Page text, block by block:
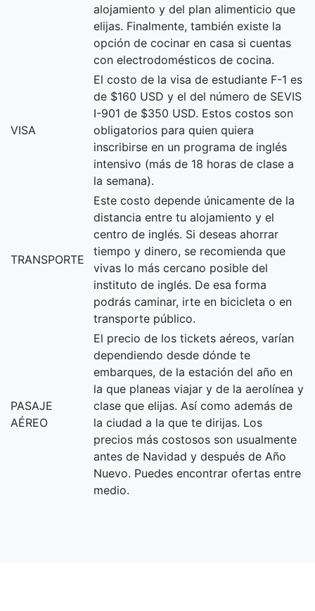
alojamiento y del plan alimenticio que
elijas. Finalmente, también existe la
opción de cocinar en casa si cuentas
con electrodomésticos de cocina.
VISA
El costo de la visa de estudiante F-1 es
de $160 USD y el del número de SEVIS
I-901 de $350 USD. Estos costos son
obligatorios para quien quiera
inscribirse en un programa de inglés
intensivo (más de 18 horas de clase a
la semana).
TRANSPORTE
Este costo depende únicamente de la
distancia entre tu alojamiento y el
centro de inglés. Si deseas ahorrar
tiempo y dinero, se recomienda que
vivas lo más cercano posible del
instituto de inglés. De esa forma
podrás caminar, irte en bicicleta o en
transporte público.
PASAJE
AÉREO
El precio de los tickets aéreos, varían
dependiendo desde dónde te
embarques, de la estación del año en
la que planeas viajar y de la aerolínea y
clase que elijas. Así como además de
la ciudad a la que te dirijas. Los
precios más costosos son usualmente
antes de Navidad y después de Año
Nuevo. Puedes encontrar ofertas entre
medio.